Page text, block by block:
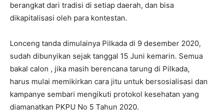
berangkat dari tradisi di setiap daerah, dan bisa
dikapitalisasi oleh para kontestan.
Lonceng tanda dimulainya Pilkada di 9 desember 2020,
sudah dibunyikan sejak tanggal 15 Juni kemarin. Semua
bakal calon , jika masih berencana tarung di Pilkada,
harus mulai memikirkan cara jitu untuk bersosialisasi dan
kampanye sembari mengikuti protokol kesehatan yang
diamanatkan PKPU No 5 Tahun 2020.